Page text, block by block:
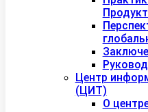
Центр
(ЦИТ)
О